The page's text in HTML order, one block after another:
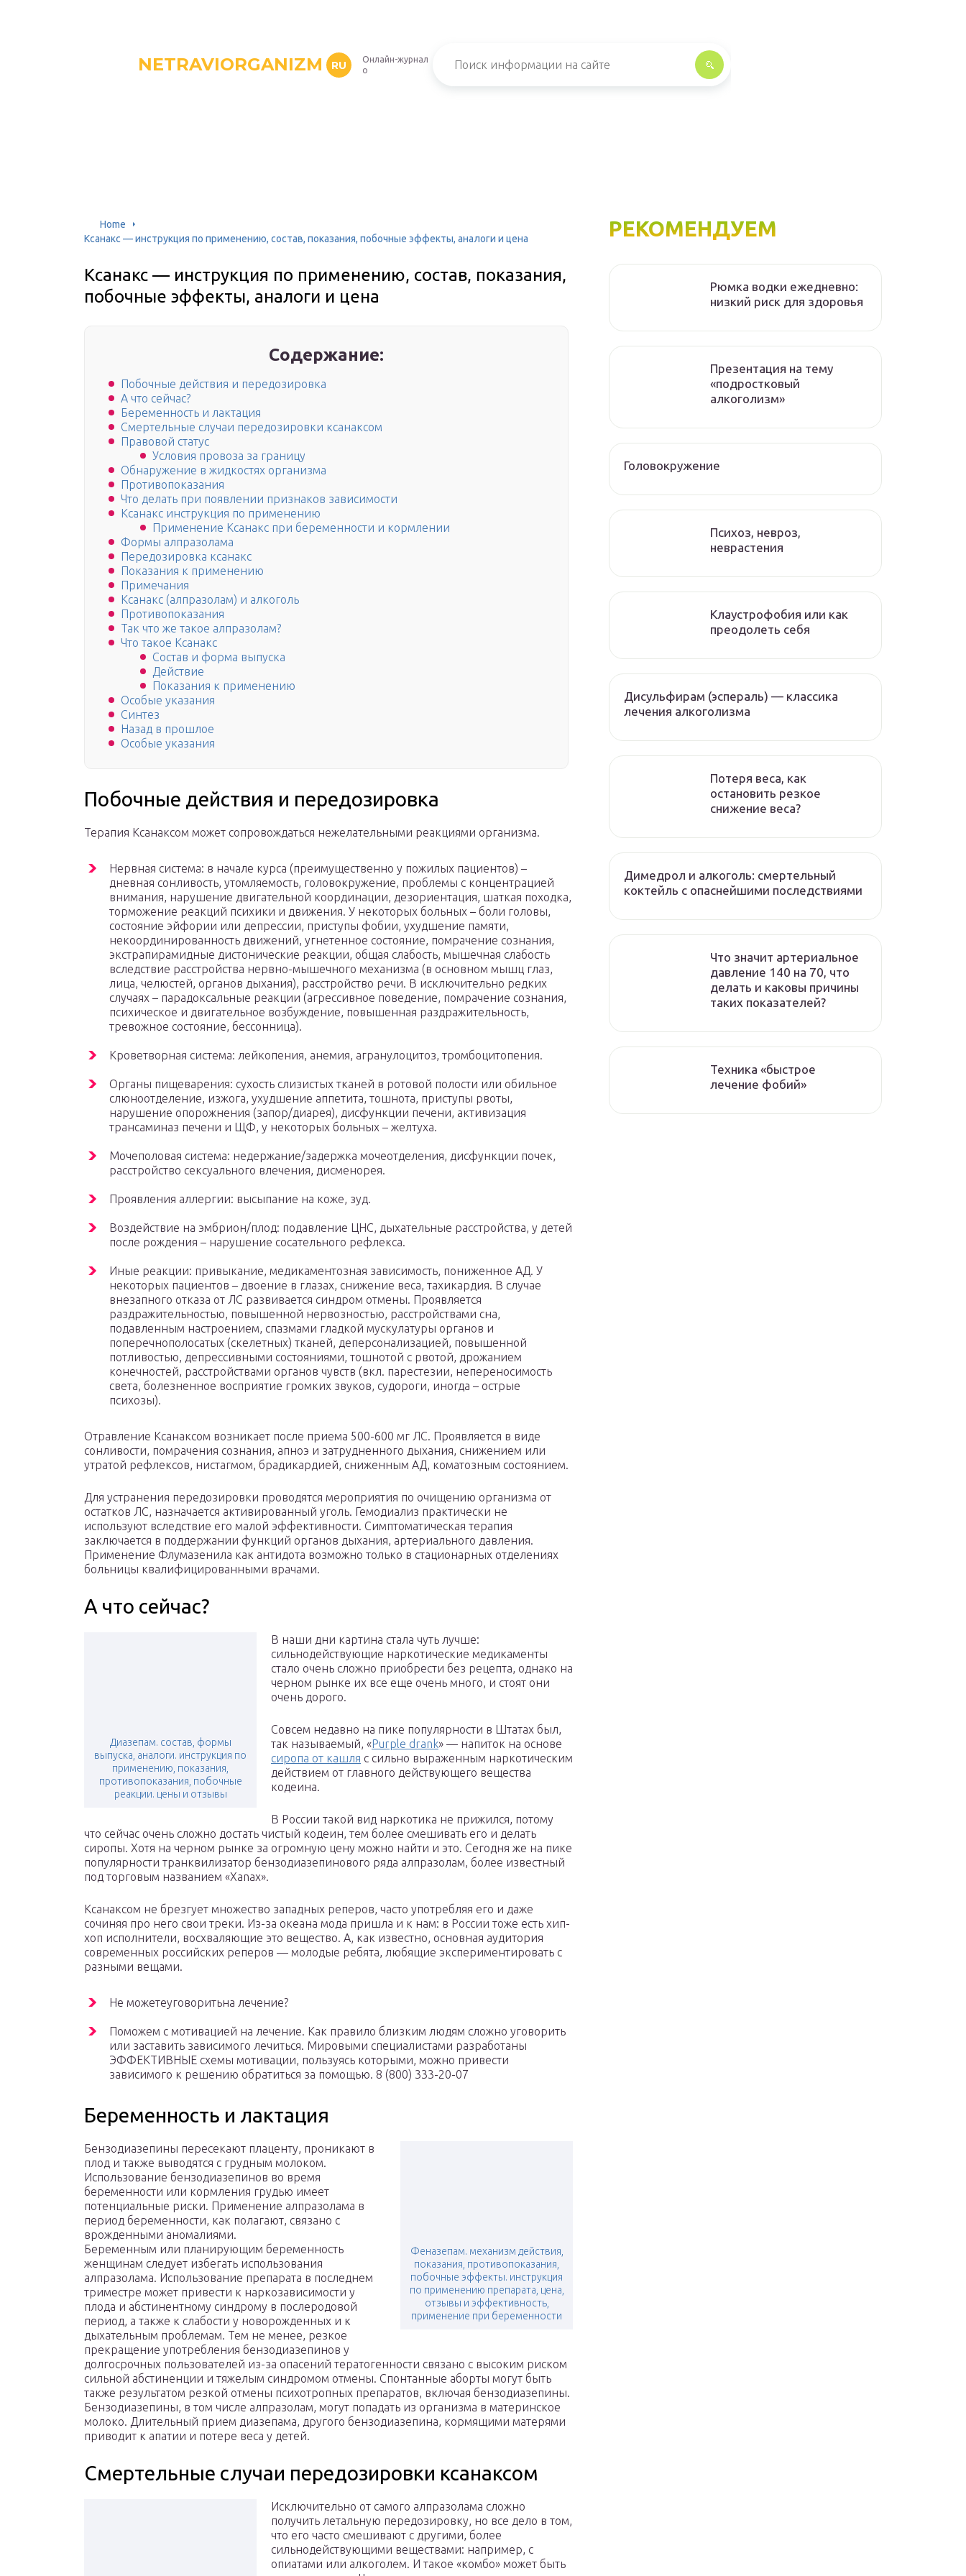
NETRAVIORGANIZM RU
Онлайн-журнал
о
Home
Ксанакс — инструкция по применению, состав, показания, побочные эффекты, аналоги и цена
Ксанакс — инструкция по применению, состав, показания,
побочные эффекты, аналоги и цена
Содержание:
Побочные действия и передозировка
А что сейчас?
Беременность и лактация
Смертельные случаи передозировки ксанаксом
Правовой статус
Условия провоза за границу
Обнаружение в жидкостях организма
Противопоказания
Что делать при появлении признаков зависимости
Ксанакс инструкция по применению
Применение Ксанакс при беременности и кормлении
Формы алпразолама
Передозировка ксанакс
Показания к применению
Примечания
Ксанакс (алпразолам) и алкоголь
Противопоказания
Так что же такое алпразолам?
Что такое Ксанакс
Состав и форма выпуска
Действие­
Показания к применению
Особые указания
Синтез
Назад в прошлое
Особые указания
Побочные действия и передозировка
Терапия Ксанаксом может сопровождаться нежелательными реакциями организма.
Нервная система: в начале курса (преимущественно у пожилых пациентов) –
дневная сонливость, утомляемость, головокружение, проблемы с концентрацией
внимания, нарушение двигательной координации, дезориентация, шаткая походка,
торможение реакций психики и движения. У некоторых больных – боли головы,
состояние эйфории или депрессии, приступы фобии, ухудшение памяти,
некоординированность движений, угнетенное состояние, помрачение сознания,
экстрапирамидные дистонические реакции, общая слабость, мышечная слабость
вследствие расстройства нервно-мышечного механизма (в основном мышц глаз,
лица, челюстей, органов дыхания), расстройство речи. В исключительно редких
случаях – парадоксальные реакции (агрессивное поведение, помрачение сознания,
психическое и двигательное возбуждение, повышенная раздражительность,
тревожное состояние, бессонница).
Кроветворная система: лейкопения, анемия, агранулоцитоз, тромбоцитопения.
Органы пищеварения: сухость слизистых тканей в ротовой полости или обильное
слюноотделение, изжога, ухудшение аппетита, тошнота, приступы рвоты,
нарушение опорожнения (запор/диарея), дисфункции печени, активизация
трансаминаз печени и ЩФ, у некоторых больных – желтуха.
Мочеполовая система: недержание/задержка мочеотделения, дисфункции почек,
расстройство сексуального влечения, дисменорея.
Проявления аллергии: высыпание на коже, зуд.
Воздействие на эмбрион/плод: подавление ЦНС, дыхательные расстройства, у детей
после рождения – нарушение сосательного рефлекса.
Иные реакции: привыкание, медикаментозная зависимость, пониженное АД. У
некоторых пациентов – двоение в глазах, снижение веса, тахикардия. В случае
внезапного отказа от ЛС развивается синдром отмены. Проявляется
раздражительностью, повышенной нервозностью, расстройствами сна,
подавленным настроением, спазмами гладкой мускулатуры органов и
поперечнополосатых (скелетных) тканей, деперсонализацией, повышенной
потливостью, депрессивными состояниями, тошнотой с рвотой, дрожанием
конечностей, расстройствами органов чувств (вкл. парестезии, непереносимость
света, болезненное восприятие громких звуков, судороги, иногда – острые
психозы).
Отравление Ксанаксом возникает после приема 500-600 мг ЛС. Проявляется в виде
сонливости, помрачения сознания, апноэ и затрудненного дыхания, снижением или
утратой рефлексов, нистагмом, брадикардией, сниженным АД, коматозным состоянием.
Для устранения передозировки проводятся мероприятия по очищению организма от
остатков ЛС, назначается активированный уголь. Гемодиализ практически не
используют вследствие его малой эффективности. Симптоматическая терапия
заключается в поддержании функций органов дыхания, артериального давления.
Применение Флумазенила как антидота возможно только в стационарных отделениях
больницы квалифицированными врачами.
А что сейчас?
Диазепам. состав, формы
выпуска, аналоги. инструкция по
применению, показания,
противопоказания, побочные
реакции. цены и отзывы
В наши дни картина стала чуть лучше:
сильнодействующие наркотические медикаменты
стало очень сложно приобрести без рецепта, однако на
черном рынке их все еще очень много, и стоят они
очень дорого.
Совсем недавно на пике популярности в Штатах был,
так называемый, «Purple drank» — напиток на основе
сиропа от кашля с сильно выраженным наркотическим
действием от главного действующего вещества
кодеина.
В России такой вид наркотика не прижился, потому
что сейчас очень сложно достать чистый кодеин, тем более смешивать его и делать
сиропы. Хотя на черном рынке за огромную цену можно найти и это. Сегодня же на пике
популярности транквилизатор бензодиазепинового ряда алпразолам, более известный
под торговым названием «Xanax».
Ксанаксом не брезгует множество западных реперов, часто употребляя его и даже
сочиняя про него свои треки. Из-за океана мода пришла и к нам: в России тоже есть хип-
хоп исполнители, восхваляющие это вещество. А, как известно, основная аудитория
современных российских реперов — молодые ребята, любящие экспериментировать с
разными вещами.
Не можетеуговоритьна лечение?
Поможем с мотивацией на лечение. Как правило близким людям сложно уговорить
или заставить зависимого лечиться. Мировыми специалистами разработаны
ЭФФЕКТИВНЫЕ схемы мотивации, пользуясь которыми, можно привести
зависимого к решению обратиться за помощью. 8 (800) 333-20-07
Беременность и лактация
Феназепам. механизм действия,
показания, противопоказания,
побочные эффекты. инструкция
по применению препарата, цена,
отзывы и эффективность,
применение при беременности
Бензодиазепины пересекают плаценту, проникают в
плод и также выводятся с грудным молоком.
Использование бензодиазепинов во время
беременности или кормления грудью имеет
потенциальные риски. Применение алпразолама в
период беременности, как полагают, связано с
врожденными аномалиями.
Беременным или планирующим беременность
женщинам следует избегать использования
алпразолама. Использование препарата в последнем
триместре может привести к наркозависимости у
плода и абстинентному синдрому в послеродовой
период, а также к слабости у новорожденных и к
дыхательным проблемам. Тем не менее, резкое
прекращение употребления бензодиазепинов у
долгосрочных пользователей из-за опасений тератогенности связано с высоким риском
сильной абстиненции и тяжелым синдромом отмены. Спонтанные аборты могут быть
также результатом резкой отмены психотропных препаратов, включая бензодиазепины.
Бензодиазепины, в том числе алпразолам, могут попадать из организма в материнское
молоко. Длительный прием диазепама, другого бензодиазепина, кормящими матерями
приводит к апатии и потере веса у детей.
Смертельные случаи передозировки ксанаксом
Исключительно от самого алпразолама сложно
получить летальную передозировку, но все дело в том,
что его часто смешивают с другими, более
сильнодействующими веществами: например, с
опиатами или алкоголем. И такое «комбо» может быть
РЕКОМЕНДУЕМ
Рюмка водки ежедневно:
низкий риск для здоровья
Презентация на тему
«подростковый
алкоголизм»
Головокружение
Психоз, невроз,
неврастения
Клаустрофобия или как
преодолеть себя
Дисульфирам (эспераль) — классика
лечения алкоголизма
Потеря веса, как
остановить резкое
снижение веса?
Димедрол и алкоголь: смертельный
коктейль с опаснейшими последствиями
Что значит артериальное
давление 140 на 70, что
делать и каковы причины
таких показателей?
Техника «быстрое
лечение фобий»